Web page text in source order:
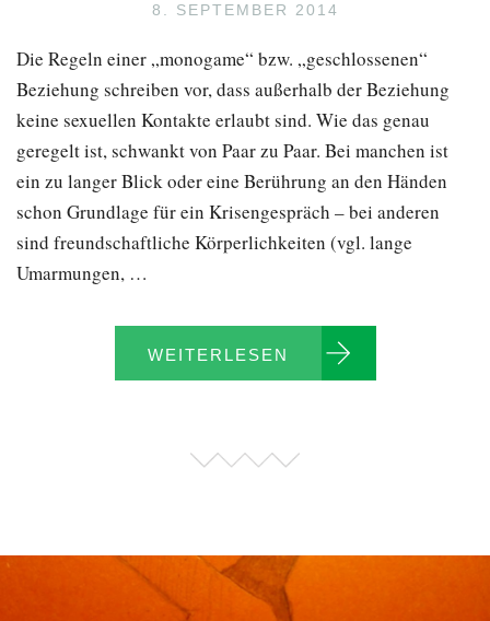
8. SEPTEMBER 2014
Die Regeln einer „monogame“ bzw. „geschlossenen“
Beziehung schreiben vor, dass außerhalb der Beziehung
keine sexuellen Kontakte erlaubt sind. Wie das genau
geregelt ist, schwankt von Paar zu Paar. Bei manchen ist
ein zu langer Blick oder eine Berührung an den Händen
schon Grundlage für ein Krisengespräch – bei anderen
sind freundschaftliche Körperlichkeiten (vgl. lange
Umarmungen, …
WEITERLESEN